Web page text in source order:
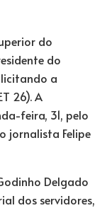
do
do
a
26). A
feira, 31, pelo
jornalista Felipe
Delgado
dos servidores,